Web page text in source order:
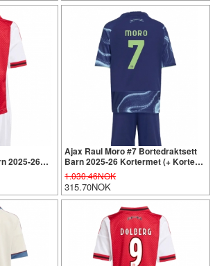
2025-26
Ajax Raul Moro #7 Bortedraktsett
Barn 2025-26 Kortermet (+ Korte
bukser)
1.030.46NOK
315.70NOK